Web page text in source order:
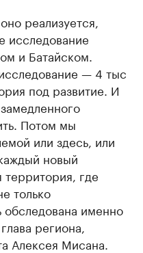
реализуется,
исследование
и Батайском.
— 4 тыс
под развитие. И
Потом мы
или здесь, или
новый
где
только
именно
региона,
Алексея Мисана.